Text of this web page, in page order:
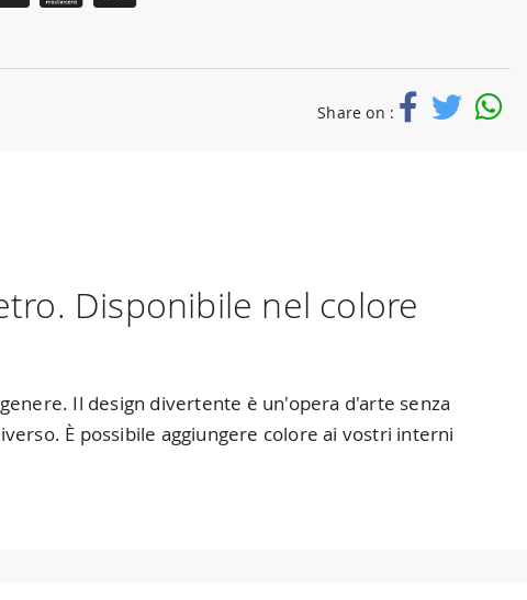
Share on :
Disponibile nel colore
Il design divertente è un'opera d'arte senza
È possibile aggiungere colore ai vostri interni